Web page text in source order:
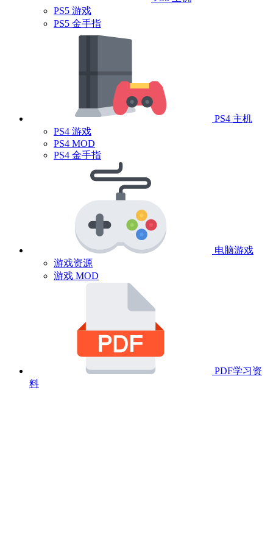
PS5 游戏
PS5 金手指
PS4 主机
PS4 游戏
PS4 MOD
PS4 金手指
电脑游戏
游戏资源
游戏 MOD
PDF学习资
料